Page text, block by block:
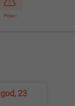
Prijavi
23